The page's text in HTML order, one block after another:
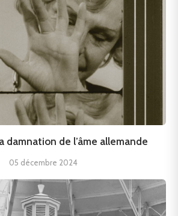
damnation de l’âme allemande
05 décembre 2024